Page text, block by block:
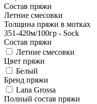
Состав пряжи
Летние смесовки
Толщина пряжи в мотках
351-420м/100гр - Sock
Состав пряжи
Летние смесовки
Цвет пряжи
Белый
Бренд пряжи
Lana Grossa
Полный состав пряжи